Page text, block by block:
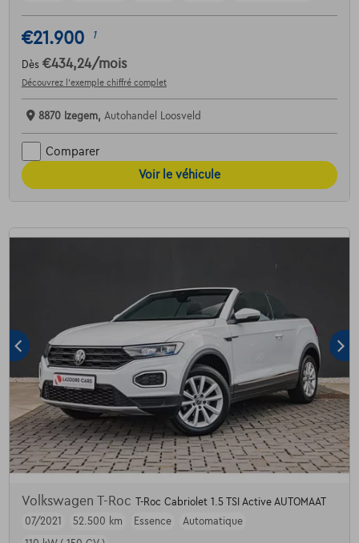
€21.900 1
Dès €434,24/mois
Découvrez l’exemple chiffré complet
8870 Izegem, Autohandel Loosveld
Comparer
Voir le véhicule
Volkswagen T-Roc
T-Roc Cabriolet 1.5 TSI Active AUTOMAAT
07/2021
52.500 km Essence
Automatique